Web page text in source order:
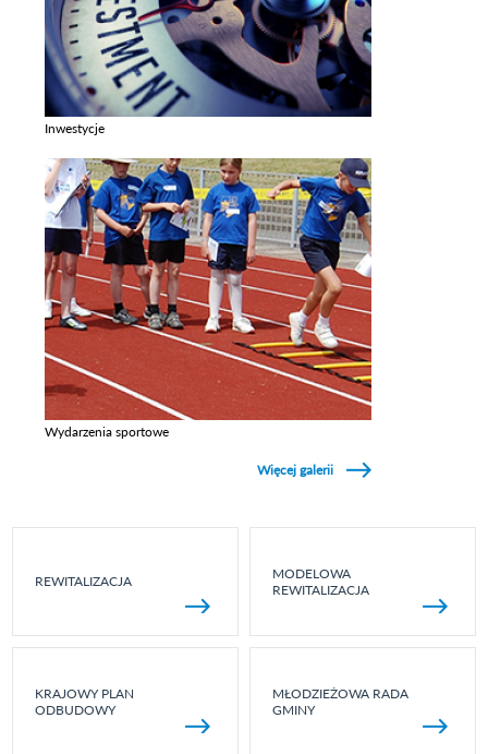
Inwestycje
Wydarzenia sportowe
Więcej galerii
REWITALIZACJA
MODELOWA
REWITALIZACJA
KRAJOWY PLAN
ODBUDOWY
MŁODZIEŻOWA RADA
GMINY